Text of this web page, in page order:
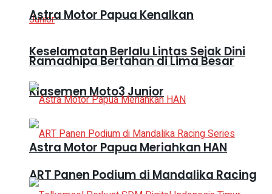
Ramadhipa Bertahan di Lima Besar
Klasemen Moto3 Junior
ART Panen Podium di Mandalika Racing
Astra Motor Papua Kenalkan
Keselamatan Berlalu Lintas Sejak Dini
Astra Motor Papua Meriahkan HAN